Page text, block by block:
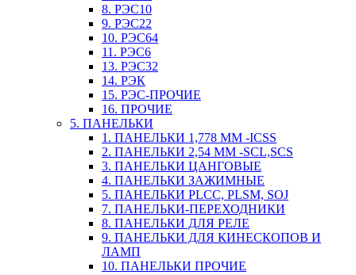
8. РЭС10
9. РЭС22
10. РЭС64
11. РЭС6
13. РЭС32
14. РЭК
15. РЭС-ПРОЧИЕ
16. ПРОЧИЕ
5. ПАНЕЛЬКИ
1. ПАНЕЛЬКИ 1,778 ММ -ICSS
2. ПАНЕЛЬКИ 2,54 ММ -SCL,SCS
3. ПАНЕЛЬКИ ЦАНГОВЫЕ
4. ПАНЕЛЬКИ ЗАЖИМНЫЕ
5. ПАНЕЛЬКИ PLCC, PLSM, SOJ
7. ПАНЕЛЬКИ-ПЕРЕХОДНИКИ
8. ПАНЕЛЬКИ ДЛЯ РЕЛЕ
9. ПАНЕЛЬКИ ДЛЯ КИНЕСКОПОВ И
ЛАМП
10. ПАНЕЛЬКИ ПРОЧИЕ